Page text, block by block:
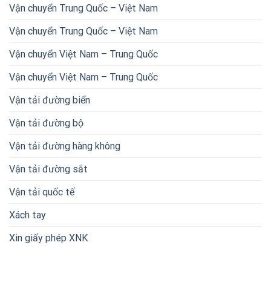
Vận chuyển Trung Quốc – Việt Nam
Vận chuyển Trung Quốc – Việt Nam
Vận chuyển Việt Nam – Trung Quốc
Vận chuyển Việt Nam – Trung Quốc
Vận tải đường biển
Vận tải đường bộ
Vận tải đường hàng không
Vận tải đường sắt
Vận tải quốc tế
Xách tay
Xin giấy phép XNK